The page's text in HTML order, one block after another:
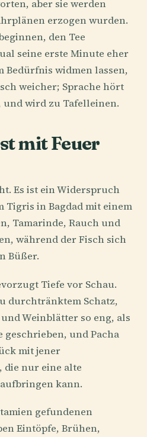
aber sie werden
erzogen wurden.
den Tee
seine erste Minute eher
Bedürfnis widmen lassen,
weicher; Sprache hört
und wird zu Tafelleinen.
mit Feuer
Es ist ein Widerspruch
Tigris in Bagdad mit einem
Tamarinde, Rauch und
während der Fisch sich
Büßer.
Tiefe vor Schau.
durchtränktem Schatz,
Weinblätter so eng, als
und Pacha
mit jener
die nur eine alte
kann.
gefundenen
Eintöpfe, Brühen,